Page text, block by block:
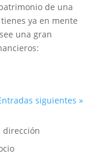
de una
ya en mente
una gran
siguientes »
dirección